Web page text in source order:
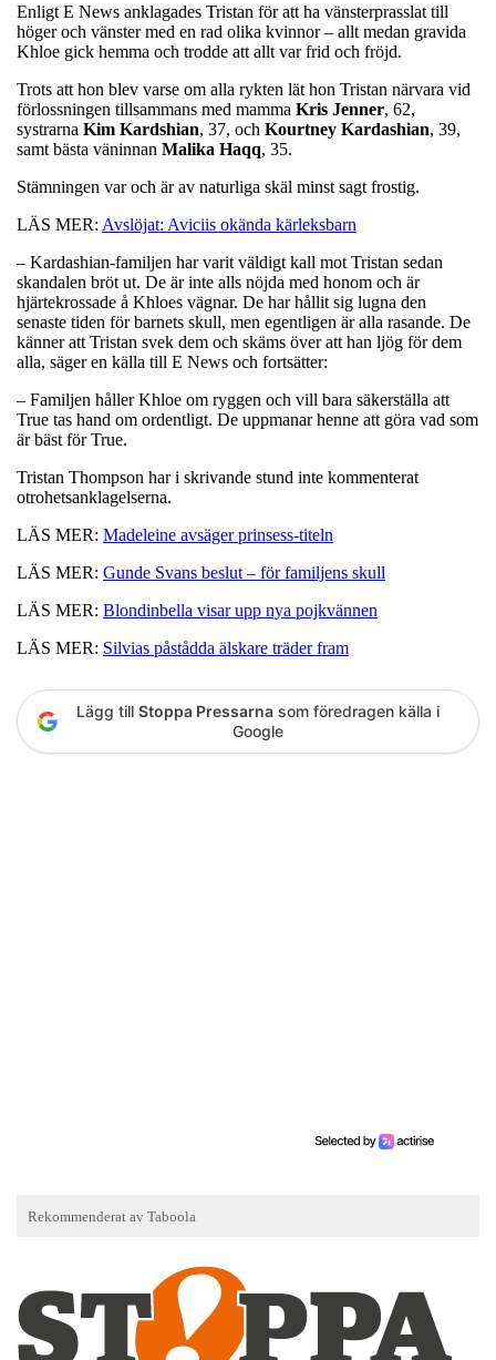
Enligt E News anklagades Tristan för att ha vänsterprasslat till
höger och vänster med en rad olika kvinnor – allt medan gravida
Khloe gick hemma och trodde att allt var frid och fröjd.
Trots att hon blev varse om alla rykten lät hon Tristan närvara vid
förlossningen tillsammans med mamma Kris Jenner, 62,
systrarna Kim Kardshian, 37, och Kourtney Kardashian, 39,
samt bästa väninnan Malika Haqq, 35.
Stämningen var och är av naturliga skäl minst sagt frostig.
LÄS MER: Avslöjat: Aviciis okända kärleksbarn
– Kardashian-familjen har varit väldigt kall mot Tristan sedan
skandalen bröt ut. De är inte alls nöjda med honom och är
hjärtekrossade å Khloes vägnar. De har hållit sig lugna den
senaste tiden för barnets skull, men egentligen är alla rasande. De
känner att Tristan svek dem och skäms över att han ljög för dem
alla, säger en källa till E News och fortsätter:
– Familjen håller Khloe om ryggen och vill bara säkerställa att
True tas hand om ordentligt. De uppmanar henne att göra vad som
är bäst för True.
Tristan Thompson har i skrivande stund inte kommenterat
otrohetsanklagelserna.
LÄS MER: Madeleine avsäger prinsess-titeln
LÄS MER: Gunde Svans beslut – för familjens skull
LÄS MER: Blondinbella visar upp nya pojkvännen
LÄS MER: Silvias påstådda älskare träder fram
Lägg till Stoppa Pressarna som föredragen källa i
Google